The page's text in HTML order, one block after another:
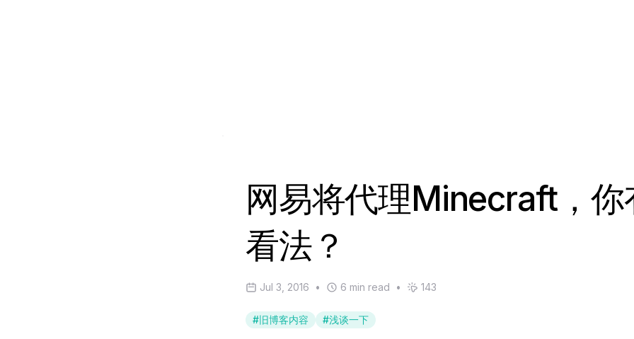
网易将代理Minecraft，你
看法？
Jul 3, 2016 • 6 min read • 143
#旧博客内容 #浅谈一下